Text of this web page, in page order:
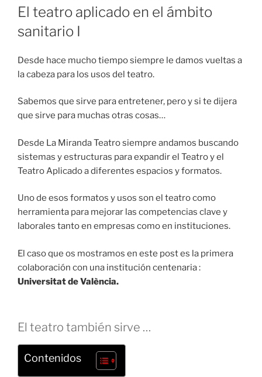
El teatro aplicado en el ámbito
sanitario I
Desde hace mucho tiempo siempre le damos vueltas a
la cabeza para los usos del teatro.
Sabemos que sirve para entretener, pero y si te dijera
que sirve para muchas otras cosas…
Desde La Miranda Teatro siempre andamos buscando
sistemas y estructuras para expandir el Teatro y el
Teatro Aplicado a diferentes espacios y formatos.
Uno de esos formatos y usos son el teatro como
herramienta para mejorar las competencias clave y
laborales tanto en empresas como en instituciones.
El caso que os mostramos en este post es la primera
colaboración con una institución centenaria :
Universitat de València.
El teatro también sirve …
Contenidos